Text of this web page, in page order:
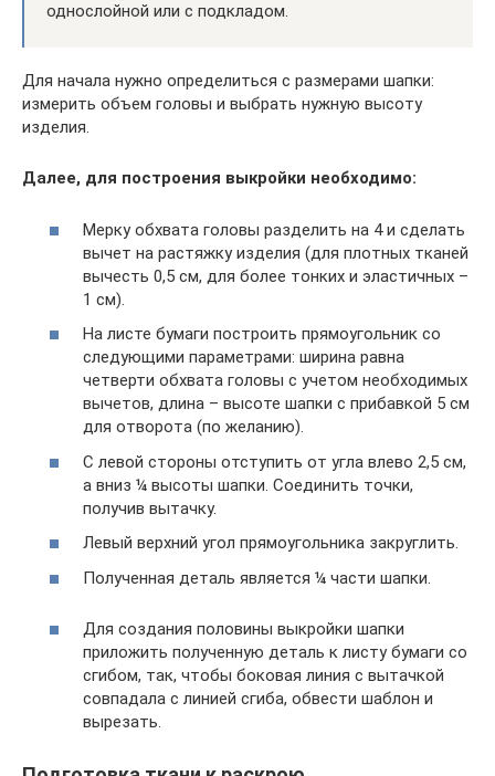
однослойной или с подкладом.
Для начала нужно определиться с размерами шапки:
измерить объем головы и выбрать нужную высоту
изделия.
Далее, для построения выкройки необходимо:
Мерку обхвата головы разделить на 4 и сделать
вычет на растяжку изделия (для плотных тканей
вычесть 0,5 см, для более тонких и эластичных –
1 см).
На листе бумаги построить прямоугольник со
следующими параметрами: ширина равна
четверти обхвата головы с учетом необходимых
вычетов, длина – высоте шапки с прибавкой 5 см
для отворота (по желанию).
С левой стороны отступить от угла влево 2,5 см,
а вниз ¼ высоты шапки. Соединить точки,
получив вытачку.
Левый верхний угол прямоугольника закруглить.
Полученная деталь является ¼ части шапки.
Для создания половины выкройки шапки
приложить полученную деталь к листу бумаги со
сгибом, так, чтобы боковая линия с вытачкой
совпадала с линией сгиба, обвести шаблон и
вырезать.